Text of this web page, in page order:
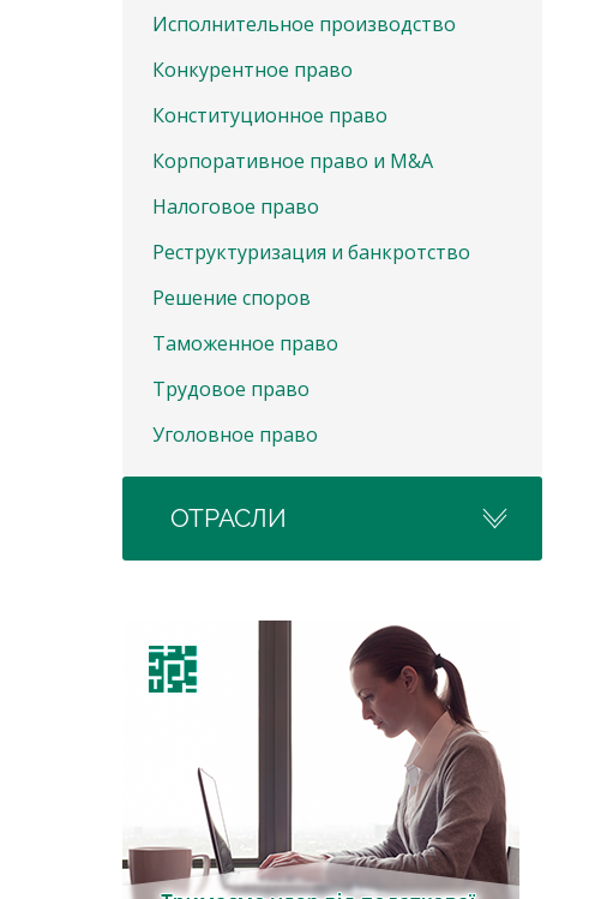
Исполнительное производство
Конкурентное право
Конституционное право
Корпоративное право и M&A
Налоговое право
Реструктуризация и банкротство
Решение споров
Таможенное право
Трудовое право
Уголовное право
ОТРАСЛИ